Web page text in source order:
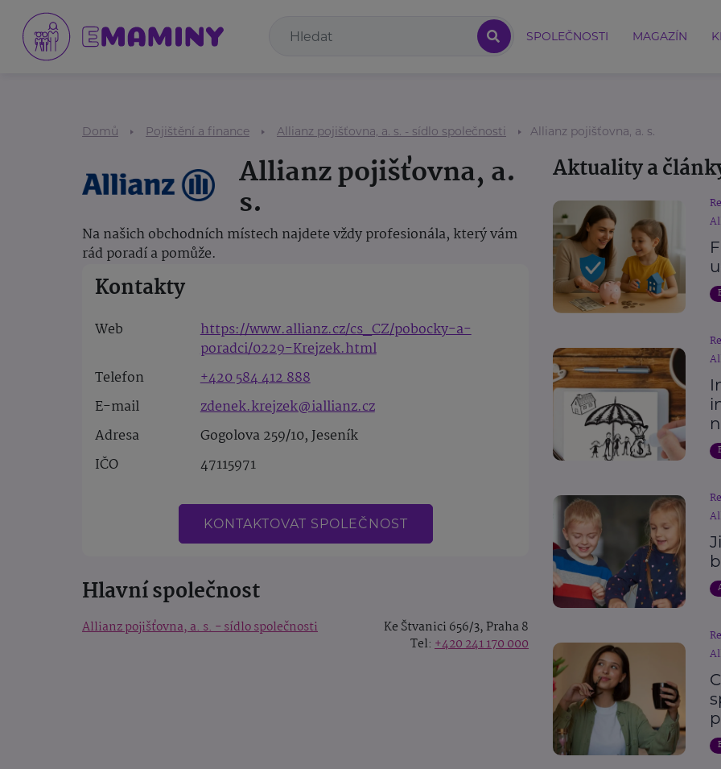
SPOLEČNOSTI MAGAZÍN
Domů Pojištění a finance Allianz pojišťovna, a. s. - sídlo společnosti Allianz pojišťovna, a. s.
Allianz pojišťovna, a.
s.
Na našich obchodních místech najdete vždy profesionála, který vám
rád poradí a pomůže.
Kontakty
Web
https://www.allianz.cz/cs_CZ/pobocky-a-
poradci/0229-Krejzek.html
Telefon
+420 584 412 888
E-mail
zdenek.krejzek@iallianz.cz
Adresa
Gogolova 259/10, Jeseník
IČO
47115971
KONTAKTOVAT SPOLEČNOST
Hlavní společnost
Allianz pojišťovna, a. s. - sídlo společnosti
Ke Štvanici 656/3, Praha 8
Tel: +420 241 170 000
Aktuality a